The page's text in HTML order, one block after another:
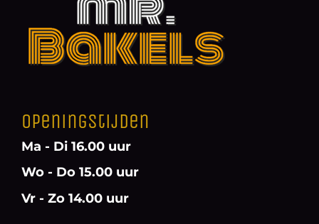
Openingstijden
Ma - Di 16.00 uur
Wo - Do 15.00 uur
Vr - Zo 14.00 uur